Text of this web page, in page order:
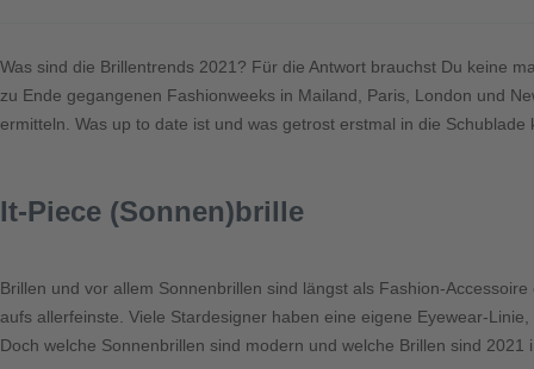
Was sind die Brillentrends 2021? Für die Antwort brauchst Du keine
zu Ende gegangenen Fashionweeks in Mailand, Paris, London und
ermitteln. Was up to date ist und was getrost erstmal in die Schublade
It-Piece (Sonnen)brille
Brillen und vor allem Sonnenbrillen sind längst als Fashion-
aufs allerfeinste. Viele Stardesigner haben eine eigene Eyewear-
Doch welche Sonnenbrillen sind modern und welche Brillen sind 2021